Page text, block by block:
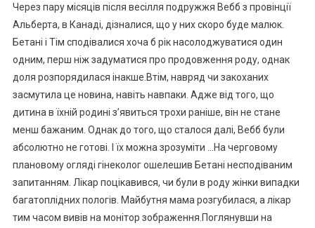
Через пару місяців після весілля подружжя Вебб з провінції
Альберта, в Канаді, дізналися, що у них скоро буде малюк.
Бетані і Тім сподівалися хоча б рік насолоджуватися один
одним, перш ніж задуматися про продовження роду, однак
доля розпорядилася інакше.Втім, навряд чи закоханих
засмутила це новина, навіть навпаки. Адже від того, що
дитина в їхній родині з’явиться трохи раніше, він не стане
менш бажаним. Однак до того, що сталося далі, Вебб були
абсолютно не готові. І їх можна зрозуміти …На черговому
плановому огляді гінеколог ошелешив Бетані несподіваним
запитанням. Лікар поцікавився, чи були в роду жінки випадки
багатоплідних пологів. Майбутня мама розгубилася, а лікар
тим часом вивів на монітор зображення.Поглянувши на